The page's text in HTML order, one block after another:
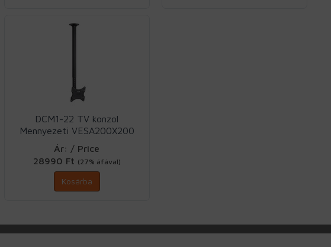
DCM1-22 TV konzol
Mennyezeti VESA200X200
Mount Massive
Ár: / Price
28990 Ft (27% áfával)
Kosárba